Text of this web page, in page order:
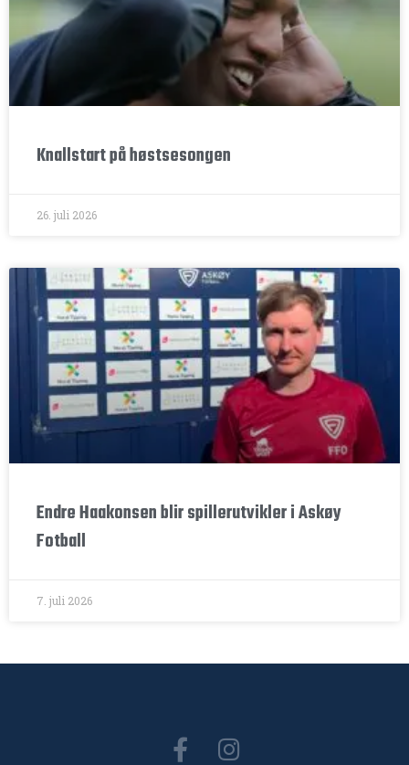
Knallstart på høstsesongen
26. juli 2026
Endre Haakonsen blir spillerutvikler i Askøy
Fotball
7. juli 2026